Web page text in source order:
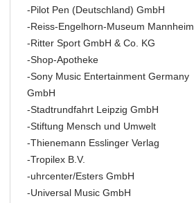
-Pilot Pen (Deutschland) GmbH
-Reiss-Engelhorn-Museum Mannheim
-Ritter Sport GmbH & Co. KG
-Shop-Apotheke
-Sony Music Entertainment Germany
GmbH
-Stadtrundfahrt Leipzig GmbH
-Stiftung Mensch und Umwelt
-Thienemann Esslinger Verlag
-Tropilex B.V.
-uhrcenter/Esters GmbH
-Universal Music GmbH